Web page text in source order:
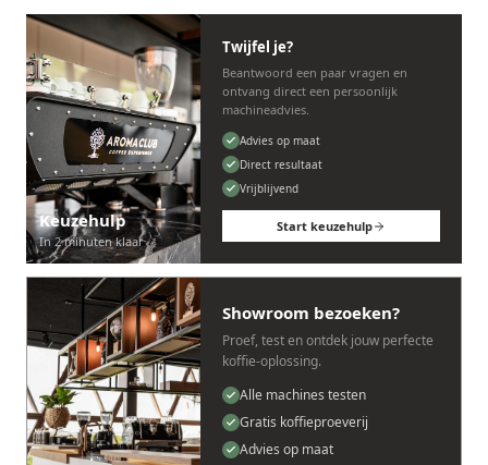
Keuzehulp
In 2 minuten klaar
Twijfel je?
Beantwoord een paar vragen en
ontvang direct een persoonlijk
machineadvies.
Advies op maat
Direct resultaat
Vrijblijvend
Start keuzehulp
Showroom bezoeken?
Proef, test en ontdek jouw perfecte
koffie-oplossing.
Alle machines testen
Gratis koffieproeverij
Advies op maat